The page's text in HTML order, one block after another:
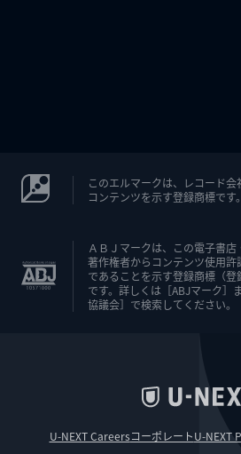
このエルマークは、レコード
コンテンツを示す登録商標です
ＡＢＪマークは、この電子書店
著作権者からコンテンツ使用
であることを示す登録商標（登
です。詳しくは［ABJマーク］
協議会］で検索してください。
U-NEXT CareersコーポレートU-NEXT